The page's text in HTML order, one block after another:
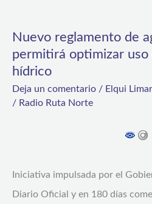
Nuevo reglamento de
permitirá optimizar uso
hídrico
Deja un comentario / Elqui
/ Radio Ruta Norte
Iniciativa impulsada por el
Diario Oficial y en 180 días
de
aguas
permitirá
recurso
hídrico